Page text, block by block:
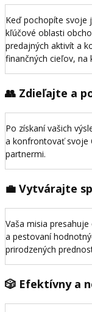
Keď pochopíte svoje
kľúčové oblasti
predajných aktivít a
finančných cieľov, na
👥 Zdieľajte a
Po získaní vašich
a konfrontovať svoje
partnermi.
💼 Vytvárajte
Vaša misia
a pestovaní
prirodzených
🎲 Efektívny a